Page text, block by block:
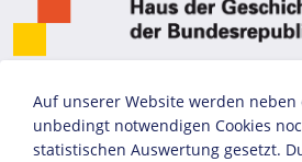
Auf unserer Website werden neben
unbedingt notwendigen Cookies
statistischen Auswertung gesetzt.